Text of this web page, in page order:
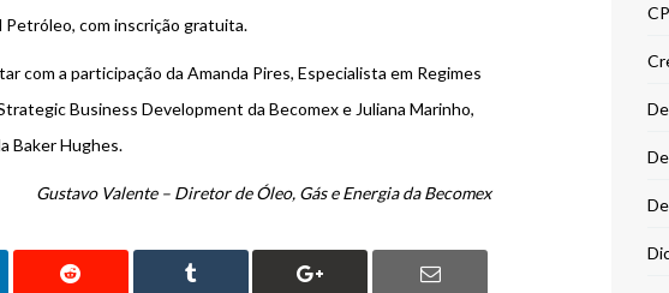
Petróleo, com inscrição gratuita.
com a participação da Amanda Pires, Especialista em Regimes
Business Development da Becomex e Juliana Marinho,
Baker Hughes.
Gustavo Valente – Diretor de Óleo, Gás e Energia da Becomex